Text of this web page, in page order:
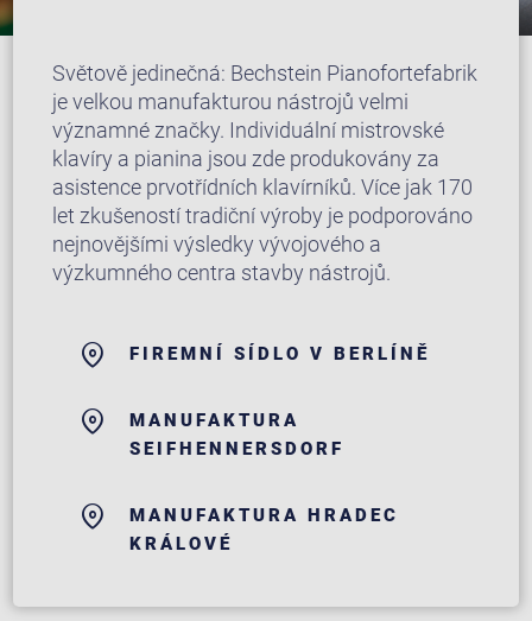
Světově jedinečná: Bechstein Pianofortefabrik
je velkou manufakturou nástrojů velmi
významné značky. Individuální mistrovské
klavíry a pianina jsou zde produkovány za
asistence prvotřídních klavírníků. Více jak 170
let zkušeností tradiční výroby je podporováno
nejnovějšími výsledky vývojového a
výzkumného centra stavby nástrojů.
FIREMNÍ SÍDLO V BERLÍNĚ
MANUFAKTURA
SEIFHENNERSDORF
MANUFAKTURA HRADEC
KRÁLOVÉ